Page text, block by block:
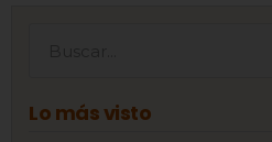
Lo más visto